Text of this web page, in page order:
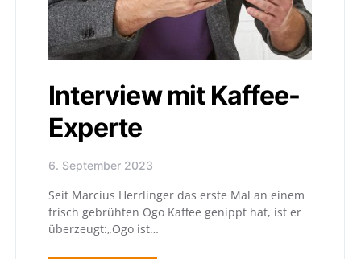
Interview mit Kaffee-
Experte
6. September 2023
Seit Marcius Herrlinger das erste Mal an einem
frisch gebrühten Ogo Kaffee genippt hat, ist er
überzeugt:„Ogo ist…